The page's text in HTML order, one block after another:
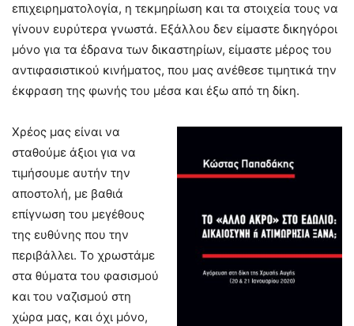
επιχειρηµατολογία, η τεκµηρίωση και τα στοιχεία τους να
γίνουν ευρύτερα γνωστά. Εξάλλου δεν είµαστε δικηγόροι
µόνο για τα έδρανα των δικαστηρίων, είµαστε µέρος του
αντιφασιστικού κινήµατος, που µας ανέθεσε τιµητικά την
έκφραση της φωνής του µέσα και έξω από τη δίκη.
Χρέος µας είναι να
σταθούµε άξιοι για να
τιµήσουµε αυτήν την
αποστολή, µε βαθιά
επίγνωση του µεγέθους
της ευθύνης που την
περιβάλλει. Το χρωστάµε
στα θύµατα του φασισµού
και του ναζισµού στη
χώρα µας, και όχι µόνο,